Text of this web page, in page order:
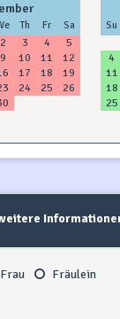
Th Fr Sa
2 3 4
5
9 10 11
12
17 18
19
24 25
26
Su
4
11
18
25
Frau Fräulein